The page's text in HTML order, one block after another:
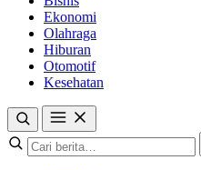
Ekonomi
Olahraga
Hiburan
Otomotif
Kesehatan